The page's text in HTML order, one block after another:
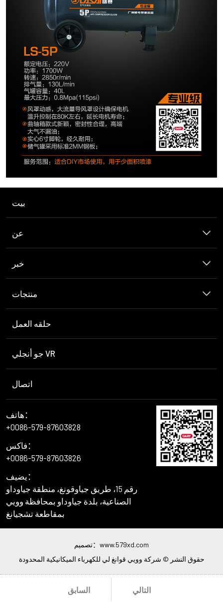
السابق التالي
بيت
عن
خبر
منتجات
حلقه العمل
جو أنجلي VR
اتصال
هاتف：
+0086-579-87603828
فاكس：
+0086-579-87603826
يضيف：
رقم 15، طريق جياوقونغ، منطقة جياوداو
الصناعية، بلدة جياوداو بمحافظة وويي
بمقاطعة تشجيانغ
تصميم： www.579xd.com
حقوق النشر © شركة وويي قوانغ لي للكهرباء الميكانيكية المحدودة